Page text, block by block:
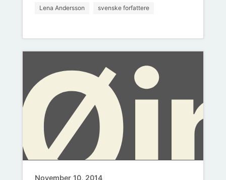
Lena Andersson svenske forfattere
November 10, 2014